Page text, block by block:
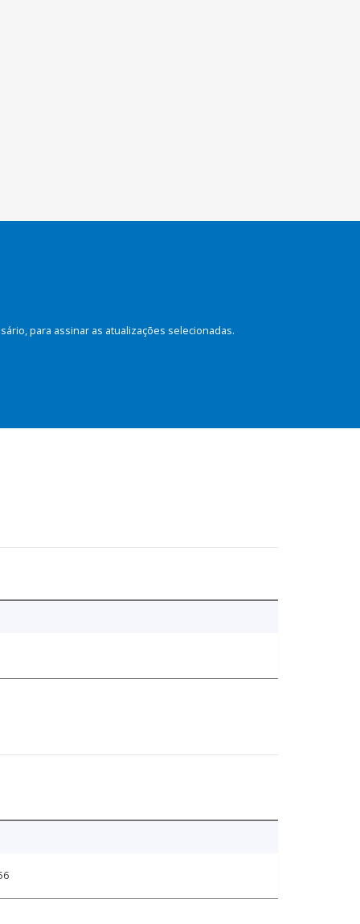
para assinar as atualizações selecionadas.